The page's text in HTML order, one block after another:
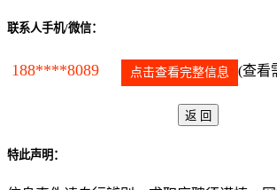
联系人手机/微信：
188****8089 点击查看完整信息 (查看
特此声明：